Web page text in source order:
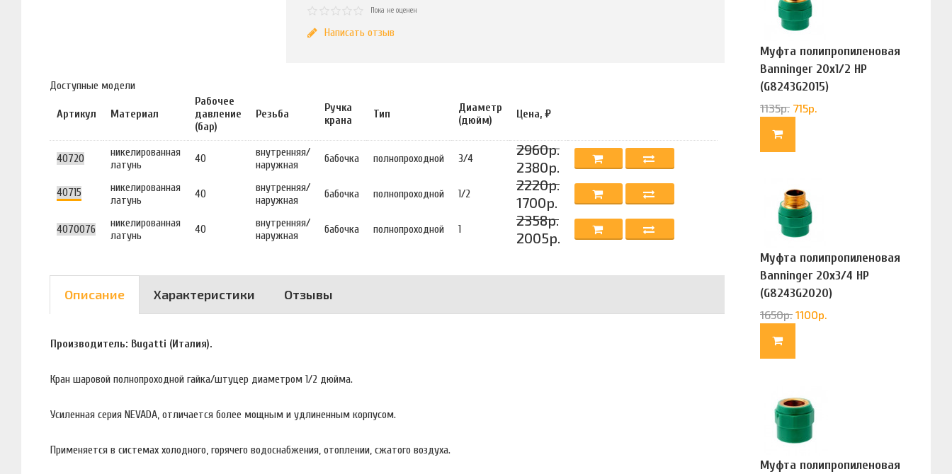
Пока не оценен
Написать отзыв
Доступные модели
Артикул Материал
Рабочее
давление
(бар)
Резьба
Ручка
крана
Тип
Диаметр
(дюйм)
Цена, ₽
40720
никелированная
латунь
40
внутренняя/
наружная
бабочка полнопроходной 3/4
2960р.
2380р.
40715
никелированная
латунь
40
внутренняя/
наружная
бабочка полнопроходной 1/2
2220р.
1700р.
4070076
никелированная
латунь
40
внутренняя/
наружная
бабочка полнопроходной 1
2358р.
2005р.
Описание Характеристики Отзывы
Производитель: Bugatti (Италия).
Кран шаровой полнопроходной гайка/штуцер диаметром 1/2 дюйма.
Усиленная серия NEVADA, отличается более мощным и удлиненным корпусом.
Применяется в системах холодного, горячего водоснабжения, отоплении, сжатого воздуха.
Муфта полипропиленовая
Banninger 20х1/2 НР
(G8243G2015)
1135р. 715р.
Муфта полипропиленовая
Banninger 20х3/4 НР
(G8243G2020)
1650р. 1100р.
Муфта полипропиленовая